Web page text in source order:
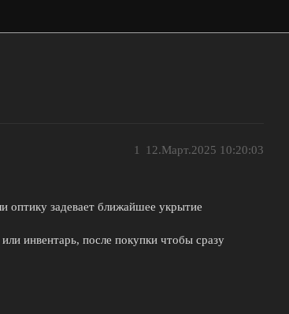
12.Март.2025 10:20:03
1
оптику задевает ближайшее укрытие
инвентарь, после покупки чтобы сразу